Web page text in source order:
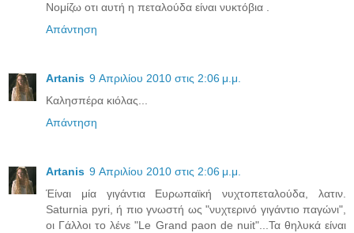
Νομίζω οτι αυτή η πεταλούδα είναι νυκτόβια .
Απάντηση
Artanis 9 Απριλίου 2010 στις 2:06 μ.μ.
Καλησπέρα κιόλας...
Απάντηση
Artanis 9 Απριλίου 2010 στις 2:06 μ.μ.
Έίναι μία γιγάντια Ευρωπαϊκή νυχτοπεταλούδα, λατιν.
Saturnia pyri, ή πιο γνωστή ως "νυχτερινό γιγάντιο παγώνι",
οι Γάλλοι το λένε "Le Grand paon de nuit"...Τα θηλυκά είναι